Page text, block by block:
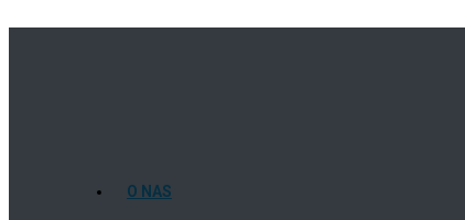
O NAS